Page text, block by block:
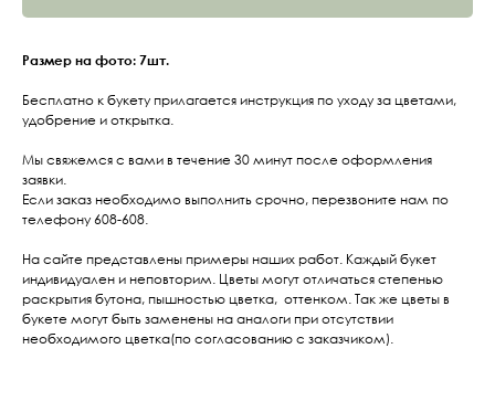
Размер на фото: 7шт.
Бесплатно к букету прилагается инструкция по уходу за цветами,
удобрение и открытка.
Мы свяжемся с вами в течение 30 минут после оформления
заявки.
Если заказ необходимо выполнить срочно, перезвоните нам по
телефону 608-608.
На сайте представлены примеры наших работ. Каждый букет
индивидуален и неповторим. Цветы могут отличаться степенью
раскрытия бутона, пышностью цветка, оттенком. Так же цветы в
букете могут быть заменены на аналоги при отсутствии
необходимого цветка(по согласованию с заказчиком).